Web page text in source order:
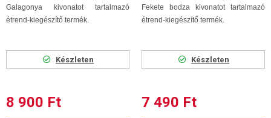
Galagonya kivonatot tartalmazó
étrend-kiegészítő termék.
Készleten
8 900 Ft
Fekete bodza kivonatot tartalmazó
étrend-kiegészítő termék.
Készleten
7 490 Ft